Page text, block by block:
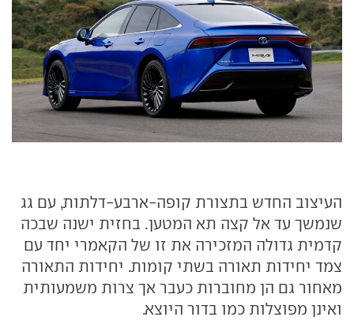
העיצוב החדש בתצורת קופה-ארבע-דלתות, עם גג
שנמשך עד אל קצה תא המטען. בחזית ישנה שבכה
קדמית גדולה המזכירה את זו של הקאמרי יחד עם
צמד יחידות תאורה בשתי קומות. יחידות התאורה
מאחור גם הן מחוברות כעבר אך צרות משמעותית
ואינן מפוצלות כמו בדור היוצא.